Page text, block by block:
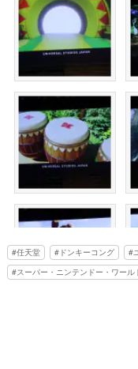
任天堂 ドンキーコング
スーパー・ニンテンドー・ワール